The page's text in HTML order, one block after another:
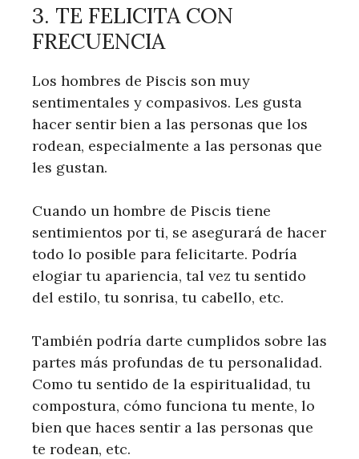
3. TE FELICITA CON
FRECUENCIA
Los hombres de Piscis son muy
sentimentales y compasivos. Les gusta
hacer sentir bien a las personas que los
rodean, especialmente a las personas que
les gustan.
Cuando un hombre de Piscis tiene
sentimientos por ti, se asegurará de hacer
todo lo posible para felicitarte. Podría
elogiar tu apariencia, tal vez tu sentido
del estilo, tu sonrisa, tu cabello, etc.
También podría darte cumplidos sobre las
partes más profundas de tu personalidad.
Como tu sentido de la espiritualidad, tu
compostura, cómo funciona tu mente, lo
bien que haces sentir a las personas que
te rodean, etc.